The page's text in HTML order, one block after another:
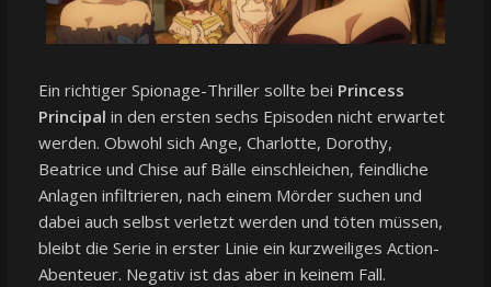
Ein richtiger Spionage-Thriller sollte bei Princess
Principal in den ersten sechs Episoden nicht erwartet
werden. Obwohl sich Ange, Charlotte, Dorothy,
Beatrice und Chise auf Bälle einschleichen, feindliche
Anlagen infiltrieren, nach einem Mörder suchen und
dabei auch selbst verletzt werden und töten müssen,
bleibt die Serie in erster Linie ein kurzweiliges Action-
Abenteuer. Negativ ist das aber in keinem Fall.